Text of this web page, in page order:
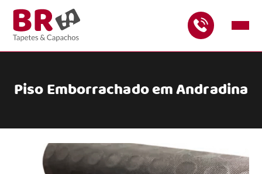
Piso Emborrachado em Andradina